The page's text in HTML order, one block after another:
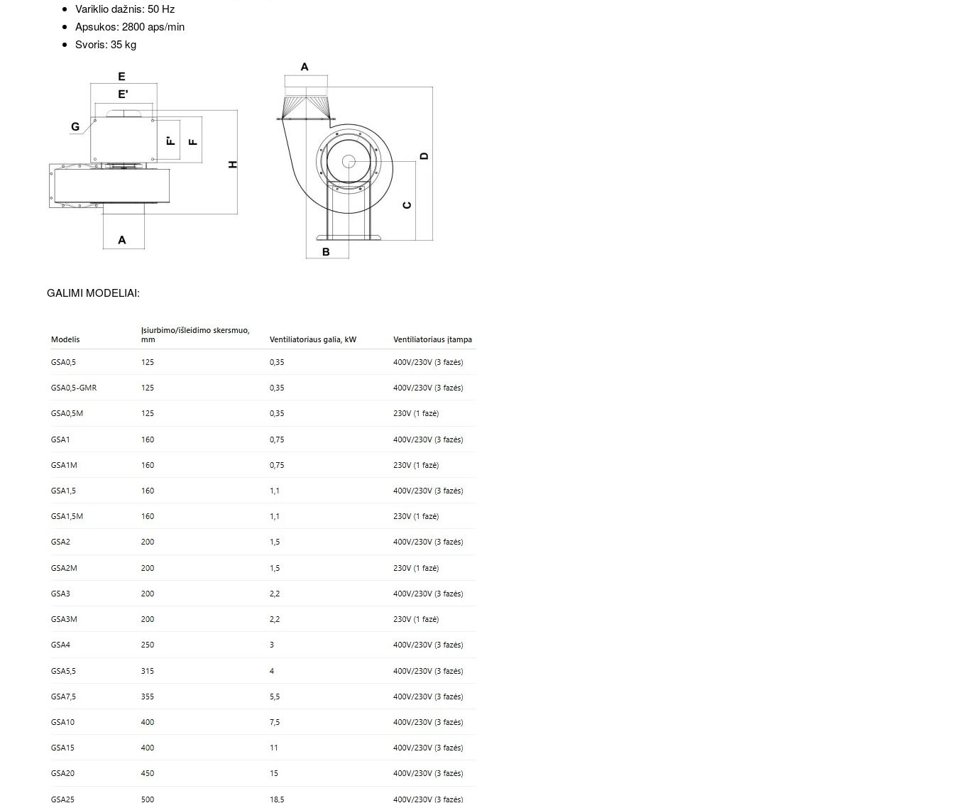
Variklio dažnis: 50 Hz
Apsukos: 2800 aps/min
Svoris: 35 kg
GALIMI MODELIAI: